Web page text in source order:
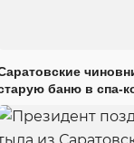
баню в спа-